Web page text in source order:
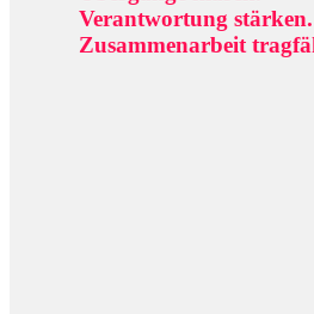
Verantwortung stärken.
Zusammenarbeit